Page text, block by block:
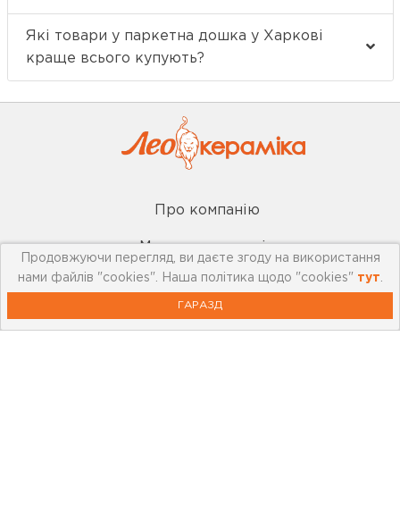
Які товари у паркетна дошка у Харкові
краще всього купують?
Про компанію
Мережа магазинів
Про leoceramika.com
Робота в Лео Кераміка
Продовжуючи перегляд, ви даєте згоду на використання
нами файлів "cookies". Наша політика щодо "cookies" тут
ГАРАЗД